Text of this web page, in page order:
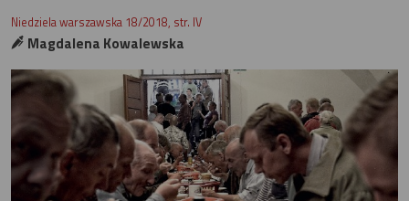
Niedziela warszawska 18/2018, str. IV
Magdalena Kowalewska